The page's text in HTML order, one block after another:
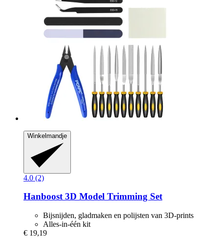
Winkelmandje
4.0 (2)
Hanboost3D Model Trimming Set
Bijsnijden, gladmaken en polijsten van 3D-prints
Alles-in-één kit
€ 19,19